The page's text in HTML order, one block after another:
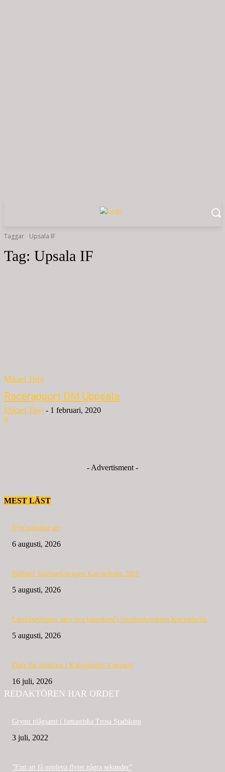
Taggar Upsala IF
Tag: Upsala IF
Mikael Tisjö
Racerapport DM Uppsala
Mikael Tisjö - 1 februari, 2020
0
- Advertisment -
MEST LÄST
Nytt nummer ute
6 augusti, 2026
Bildspel Sparbanksjoggen Katrineholm 2026
5 augusti, 2026
Landslagslöpare satte nya banrekord i Sparbanksjoggen Katrineholm
5 augusti, 2026
Dags för löparfest i Katrineholm 4 augusti
16 juli, 2026
REDAKTÖREN HAR ORDET
Grymt plågsamt i fantastiska Trosa Stadslopp
3 juli, 2022
”Fint att få uppleva flytet några sekunder”